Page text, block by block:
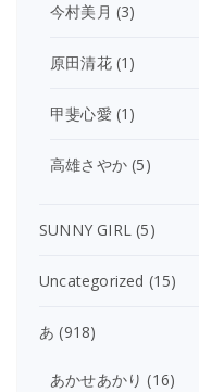
今村美月 (3)
原田清花(1)
甲斐心愛 (1)
高雄さやか (5)
SUNNY GIRL (5)
Uncategorized (15)
あ (918)
あかせあかり (16)